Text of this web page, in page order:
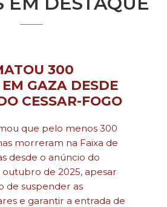
300
GAZA DESDE
CESSAR-FOGO
que pelo menos 300
morreram na Faixa de
desde o anúncio do
de 2025, apesar
de suspender as
e garantir a entrada de